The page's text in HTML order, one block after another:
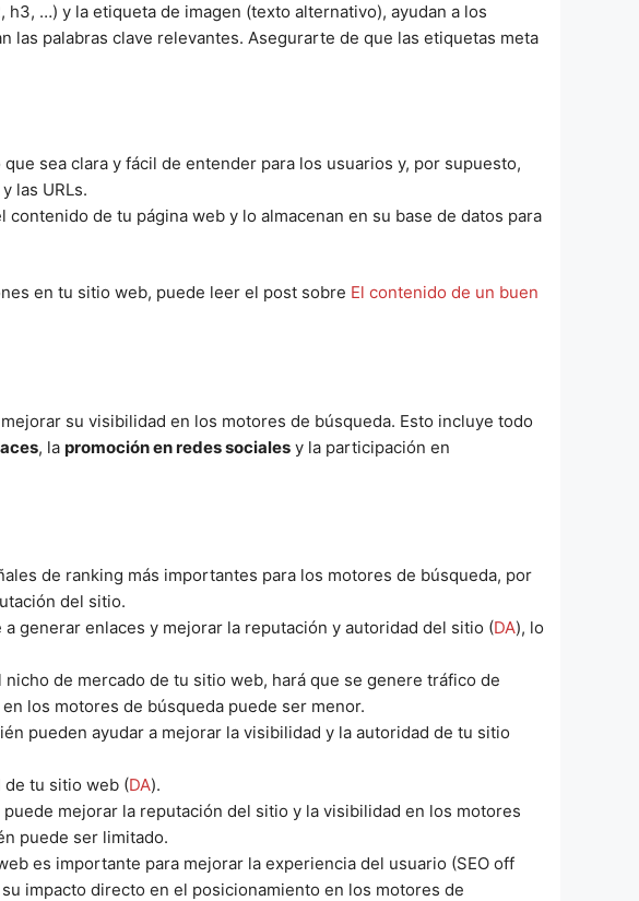
…) y la etiqueta de imagen (texto alternativo), ayudan a los
las palabras clave relevantes. Asegurarte de que las etiquetas meta
sea clara y fácil de entender para los usuarios y, por supuesto,
las URLs.
de tu página web y lo almacenan en su base de datos para
en tu sitio web, puede leer el post sobre El contenido de un buen
su visibilidad en los motores de búsqueda. Esto incluye todo
, la promoción en redes sociales y la participación en
de ranking más importantes para los motores de búsqueda, por
del sitio.
generar enlaces y mejorar la reputación y autoridad del sitio (DA), lo
de mercado de tu sitio web, hará que se genere tráfico de
los motores de búsqueda puede ser menor.
pueden ayudar a mejorar la visibilidad y la autoridad de tu sitio
de tu sitio web (DA).
puede mejorar la reputación del sitio y la visibilidad en los motores
puede ser limitado.
es importante para mejorar la experiencia del usuario (SEO off
impacto directo en el posicionamiento en los motores de